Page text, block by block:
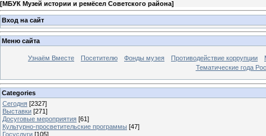
[МБУК Музей истории и ремёсел Советского района]
Вход на сайт
Меню сайта
Узнаём Вместе Посетителю Фонды музея Противодействие коррупции
Тематические года
Categories
Сегодня [2327]
Выставки [271]
Досуговые мероприятия [61]
Культурно-просветительские программы [47]
Госуслуги [105]